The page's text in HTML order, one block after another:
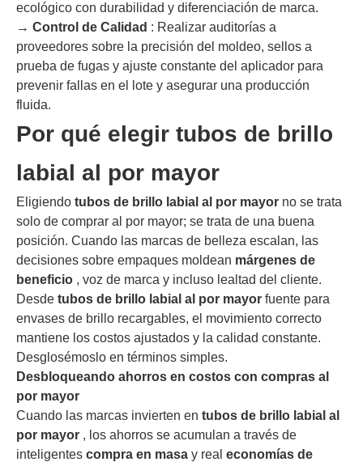
ecológico con durabilidad y diferenciación de marca.
→ Control de Calidad : Realizar auditorías a
proveedores sobre la precisión del moldeo, sellos a
prueba de fugas y ajuste constante del aplicador para
prevenir fallas en el lote y asegurar una producción
fluida.
Por qué elegir tubos de brillo
labial al por mayor
Eligiendo tubos de brillo labial al por mayor no se trata
solo de comprar al por mayor; se trata de una buena
posición. Cuando las marcas de belleza escalan, las
decisiones sobre empaques moldean márgenes de
beneficio , voz de marca y incluso lealtad del cliente.
Desde tubos de brillo labial al por mayor fuente para
envases de brillo recargables, el movimiento correcto
mantiene los costos ajustados y la calidad constante.
Desglosémoslo en términos simples.
Desbloqueando ahorros en costos con compras al
por mayor
Cuando las marcas invierten en tubos de brillo labial al
por mayor , los ahorros se acumulan a través de
inteligentes compra en masa y real economías de